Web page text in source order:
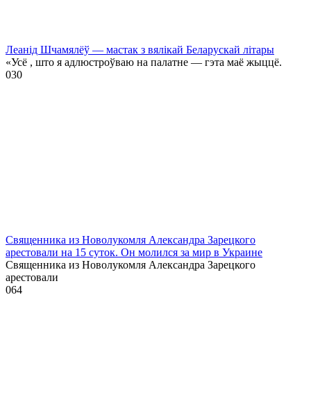
Леанід Шчамялёў — мастак з вялікай Беларускай літары
«Усё , што я адлюстроўваю на палатне — гэта маё жыццё.
030
Священника из Новолукомля Александра Зарецкого
арестовали на 15 суток. Он молился за мир в Украине
Священника из Новолукомля Александра Зарецкого
арестовали
064